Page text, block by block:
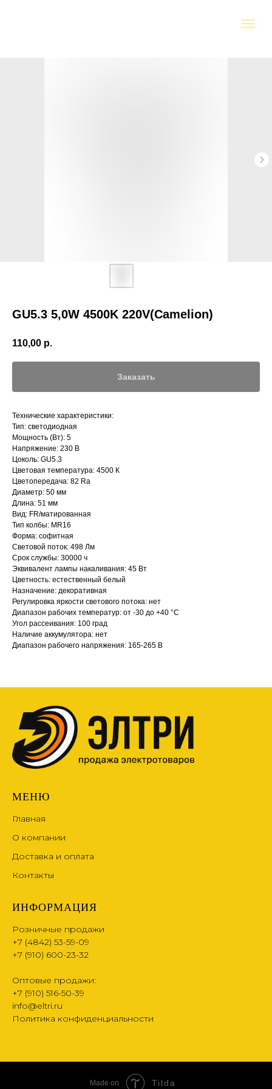
GU5.3 5,0W 4500K 220V(Camelion)
110,00 р.
Заказать
Технические характеристики:
Тип: светодиодная
Мощность (Вт): 5
Напряжение: 230 В
Цоколь: GU5.3
Цветовая температура: 4500 К
Цветопередача: 82 Ra
Диаметр: 50 мм
Длина: 51 мм
Вид: FR/матированная
Тип колбы: MR16
Форма: софитная
Световой поток: 498 Лм
Срок службы: 30000 ч
Эквивалент лампы накаливания: 45 Вт
Цветность: естественный белый
Назначение: декоративная
Регулировка яркости светового потока: нет
Диапазон рабочих температур: от -30 до +40 °С
Угол рассеивания: 100 град
Наличие аккумулятора: нет
Диапазон рабочего напряжения: 165-265 В
МЕНЮ
Главная
О компании
Доставка и оплата
Контакты
ИНФОРМАЦИЯ
Розничные продажи
+7 (4842) 53-59-09
+7 (910) 600-23-32
Оптовые продажи:
+7 (910) 516-50-39
info@eltri.ru
Политика конфиденциальности
Made on Tilda